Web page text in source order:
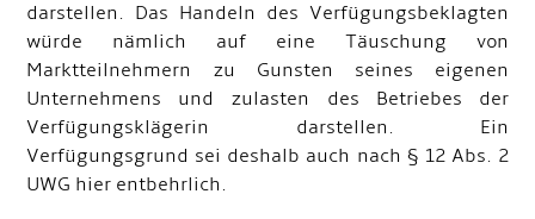
darstellen. Das Handeln des Verfügungsbeklagten
würde nämlich auf eine Täuschung von
Marktteilnehmern zu Gunsten seines eigenen
Unternehmens und zulasten des Betriebes der
Verfügungsklägerin darstellen. Ein
Verfügungsgrund sei deshalb auch nach § 12 Abs. 2
UWG hier entbehrlich.